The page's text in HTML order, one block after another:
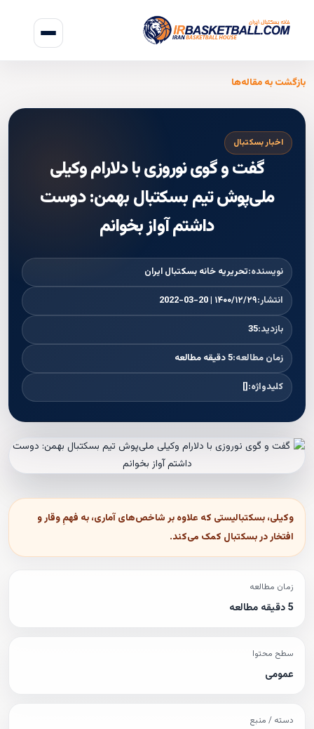
بازگشت به مقاله‌ها
اخبار بسکتبال
گفت و گوی نوروزی با دلارام وکیلی
ملی‌پوش تیم بسکتبال بهمن: دوست
داشتم آواز بخوانم
نویسنده:تحریریه خانه بسکتبال ایران
انتشار:۱۴۰۰/۱۲/۲۹ | 2022-03-20
بازدید:35
زمان مطالعه:5 دقیقه مطالعه
کلیدواژه:[]
وکیلی، بسکتبالیستی که علاوه بر شاخص‌های آماری، به فهمِ وقار و
افتخار در بسکتبال کمک می‌کند.
زمان مطالعه
5 دقیقه مطالعه
سطح محتوا
عمومی
دسته / منبع